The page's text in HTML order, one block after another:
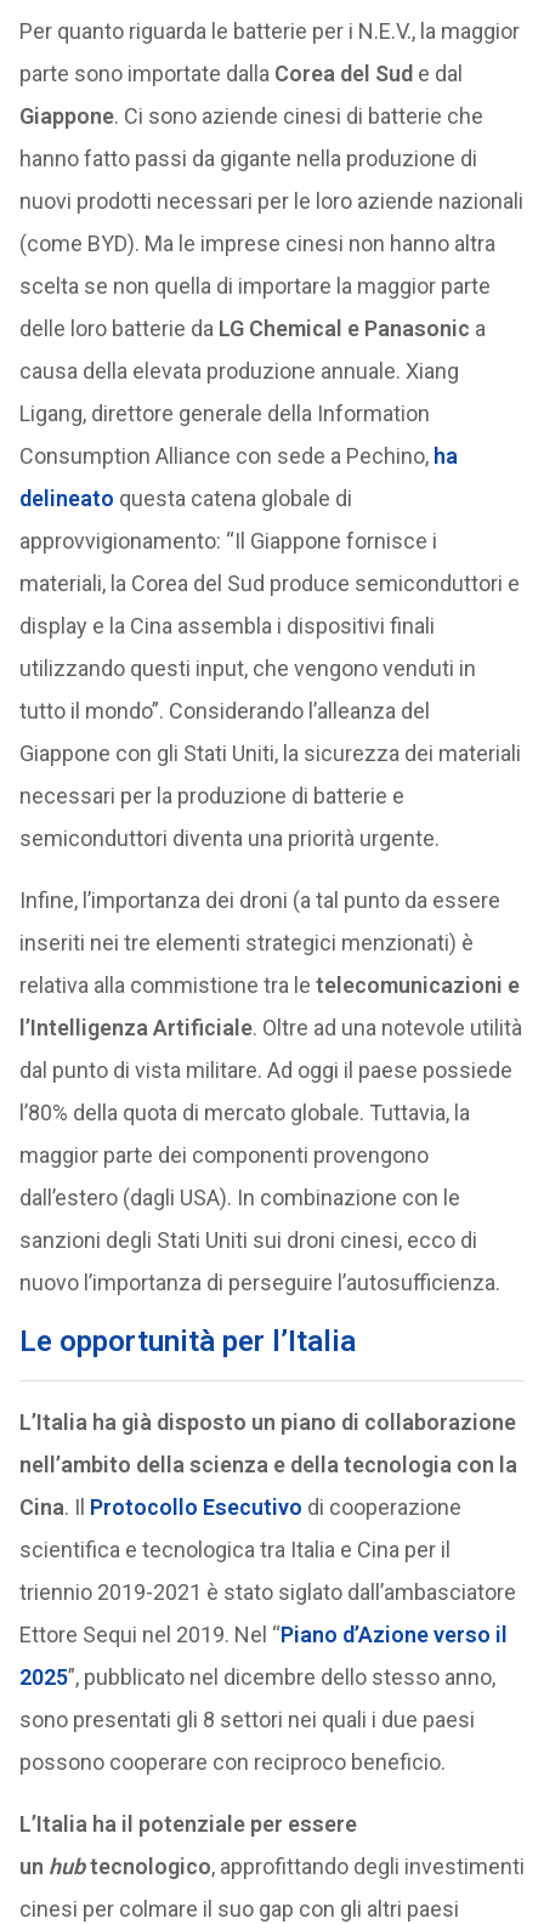
Per quanto riguarda le batterie per i N.E.V., la maggior
parte sono importate dalla Corea del Sud e dal
Giappone. Ci sono aziende cinesi di batterie che
hanno fatto passi da gigante nella produzione di
nuovi prodotti necessari per le loro aziende nazionali
(come BYD). Ma le imprese cinesi non hanno altra
scelta se non quella di importare la maggior parte
delle loro batterie da LG Chemical e Panasonic a
causa della elevata produzione annuale. Xiang
Ligang, direttore generale della Information
Consumption Alliance con sede a Pechino, ha
delineato questa catena globale di
approvvigionamento: “Il Giappone fornisce i
materiali, la Corea del Sud produce semiconduttori e
display e la Cina assembla i dispositivi finali
utilizzando questi input, che vengono venduti in
tutto il mondo”. Considerando l’alleanza del
Giappone con gli Stati Uniti, la sicurezza dei materiali
necessari per la produzione di batterie e
semiconduttori diventa una priorità urgente.
Infine, l’importanza dei droni (a tal punto da essere
inseriti nei tre elementi strategici menzionati) è
relativa alla commistione tra le telecomunicazioni e
l’Intelligenza Artificiale. Oltre ad una notevole utilità
dal punto di vista militare. Ad oggi il paese possiede
l’80% della quota di mercato globale. Tuttavia, la
maggior parte dei componenti provengono
dall’estero (dagli USA). In combinazione con le
sanzioni degli Stati Uniti sui droni cinesi, ecco di
nuovo l’importanza di perseguire l’autosufficienza.
Le opportunità per l’Italia
L’Italia ha già disposto un piano di collaborazione
nell’ambito della scienza e della tecnologia con la
Cina. Il Protocollo Esecutivo di cooperazione
scientifica e tecnologica tra Italia e Cina per il
triennio 2019-2021 è stato siglato dall’ambasciatore
Ettore Sequi nel 2019. Nel “Piano d’Azione verso il
2025”, pubblicato nel dicembre dello stesso anno,
sono presentati gli 8 settori nei quali i due paesi
possono cooperare con reciproco beneficio.
L’Italia ha il potenziale per essere
un hubtecnologico, approfittando degli investimenti
cinesi per colmare il suo gap con gli altri paesi